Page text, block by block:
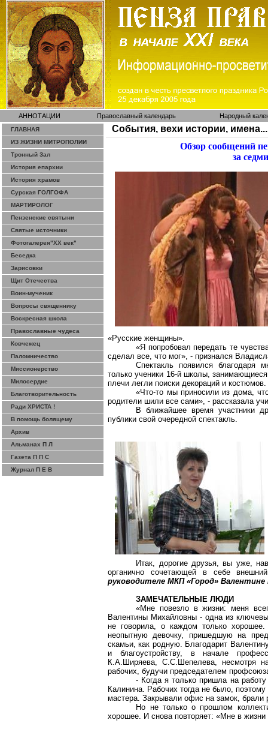
АННОТАЦИИ Православный календарь Народный
ГЛАВНАЯ
ИЗ ЖИЗНИ МИТРОПОЛИИ
Тронный Зал
История епархии
История храмов
Сурская ГОЛГОФА
МАРТИРОЛОГ
Пензенские святыни
Святые источники
Фотогалерея"ХХ век"
Беседка
Зарисовки
Щит Отечества
Воин-мученик
Вопросы священнику
Воскресная школа
Православные чудеса
Ковчежец
Паломничество
Миссионерство
Милосердие
Благотворительность
Ради ХРИСТА !
В помощь болящему
Архив
Альманах П Л
Газета П П С
Журнал П Е В
События, вехи истории, имена...
Обзор сообщений
за
«Русские женщины».
«Я попробовал передать те
сделал все, что мог», - признался
Спектакль появился благодаря
только ученики 16-й школы,
плечи легли поиски декораций и костюмов.
«Что-то мы приносили из дома,
родители шили все сами», - рассказала
В ближайшее время участники
публики свой очередной спектакль.
Итак, дорогие друзья, вы уже,
органично сочетающей в себе
руководителе МКП «Город»
ЗАМЕЧАТЕЛЬНЫЕ ЛЮДИ
«Мне повезло в жизни: меня
Валентины Михайловны - одна из
не говорила, о каждом только
неопытную девочку, пришедшую на
скамьи, как родную. Благодарит
и благоустройству, в начале
К.А.Ширяева, С.С.Шепелева, несмотря
рабочих, будучи председателем
- Когда я только пришла на
Калинина. Рабочих тогда не было,
мастера. Закрывали офис на замок,
Но не только о прошлом
хорошее. И снова повторяет: «Мне в